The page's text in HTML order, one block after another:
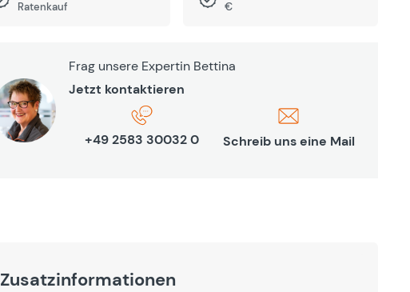
Ratenkauf
€
Frag unsere Expertin Bettina
Jetzt kontaktieren
+49 2583 30032 0 Schreib uns eine Mail
Zusatzinformationen